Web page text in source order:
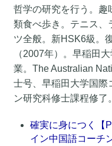
哲学の研究を行う。趣
類食べ歩き。テニス、
ツ全般。新HSK6級。
（2007年）。早稲田
業。The Australian
士号、早稲田大学国際
ン研究科修士課程修了。
確実に身につく【
イン中国語コーチ